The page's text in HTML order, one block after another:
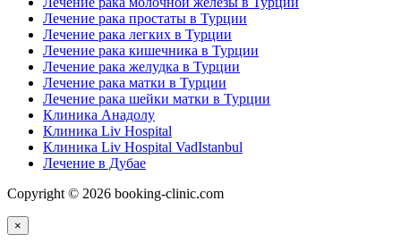
Лечение рака простаты в Турции
Лечение рака легких в Турции
Лечение рака кишечника в Турции
Лечение рака желудка в Турции
Лечение рака матки в Турции
Лечение рака шейки матки в Турции
Клиника Анадолу
Клиника Liv Hospital
Клиника Liv Hospital VadIstanbul
Лечение в Дубае
Copyright © 2026 booking-clinic.com
×